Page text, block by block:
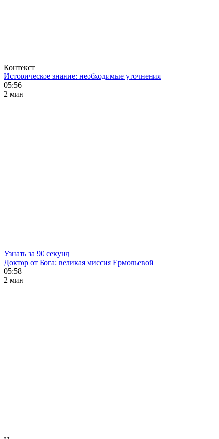
Контекст
Историческое знание: необходимые уточнения
05:56
2 мин
Узнать за 90 секунд
Доктор от Бога: великая миссия Ермольевой
05:58
2 мин